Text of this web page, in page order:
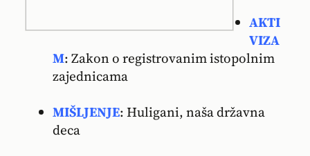
AKTI
VIZA
M: Zakon o registrovanim istopolnim
zajednicama
MIŠLJENJE: Huligani, naša državna
deca